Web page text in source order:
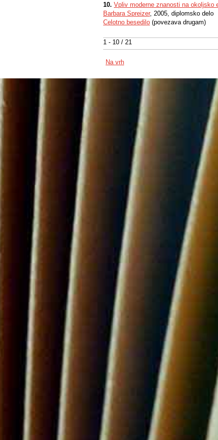
1 - 10 / 21
10. Vpliv moderne znanosti na okoljsko
Barbara Spreizer, 2005, diplomsko delo
Celotno besedilo (povezava drugam)
Na vrh